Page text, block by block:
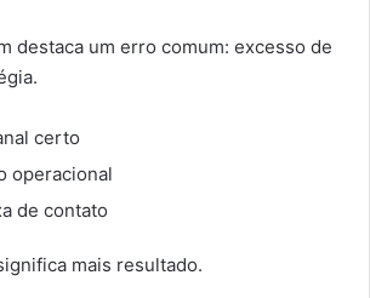
destaca um erro comum: excesso de
certo
operacional
de contato
mais resultado.